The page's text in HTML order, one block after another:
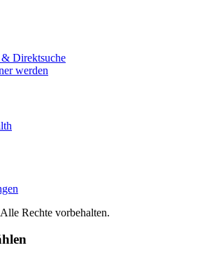
& Direktsuche
werden
Rechte vorbehalten.